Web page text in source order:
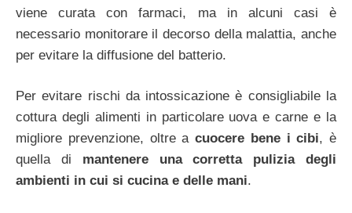
viene curata con farmaci, ma in alcuni casi è
necessario monitorare il decorso della malattia, anche
per evitare la diffusione del batterio.
Per evitare rischi da intossicazione è consigliabile la
cottura degli alimenti in particolare uova e carne e la
migliore prevenzione, oltre a cuocere bene i cibi, è
quella di mantenere una corretta pulizia degli
ambienti in cui si cucina e delle mani.